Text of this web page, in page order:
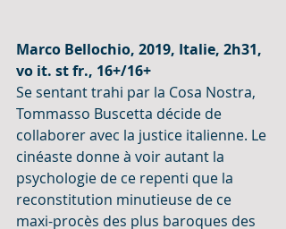
Marco Bellochio, 2019, Italie, 2h31,
vo it. st fr., 16+/16+
Se sentant trahi par la Cosa Nostra,
Tommasso Buscetta décide de
collaborer avec la justice italienne. Le
cinéaste donne à voir autant la
psychologie de ce repenti que la
reconstitution minutieuse de ce
maxi-procès des plus baroques des